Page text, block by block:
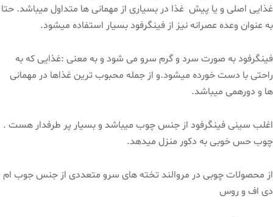
غذایی اصلی و یا پیش غذا در بسیاری از مهمانی ها متداول میباشد. حتا
به عنوان وعده عصرانه نیز از فینگرفود بسیار استفاده میشود.
فینگرفود به صورت سرد و گرم سرو می شود و به معنی :غذایی که به
راحتی با دست خورده میشود.و از جمله محبوب ترین غذاها در مهمانی
ها و دورهمی میباشد.
اغلب سینی فینگرفود از جنس چوب میباشد و بسیار پر طرفدار هست .
چوب حس خوبی به دکور منزل میدهد.
از محصولات چوبی در مروالند تخته های سرو متعددی از جنس جوب ام
دی اف و روس